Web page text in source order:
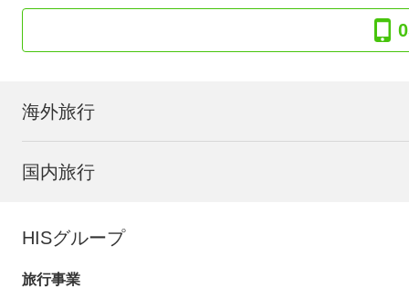
海外旅行
国内旅行
HISグループ
旅行事業